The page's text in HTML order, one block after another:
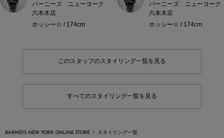
バーニーズ ニューヨーク
六本木店
ホッシー☆ / 174cm
バーニーズ ニューヨーク
六本木店
ホッシー☆ / 174cm
このスタッフのスタイリング一覧を見る
すべてのスタイリング一覧を見る
BARNEYS NEW YORK ONLINE STORE スタイリング一覧